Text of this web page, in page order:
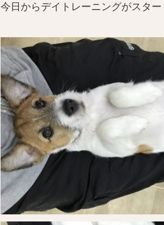
今日からデイトレーニングがスタ